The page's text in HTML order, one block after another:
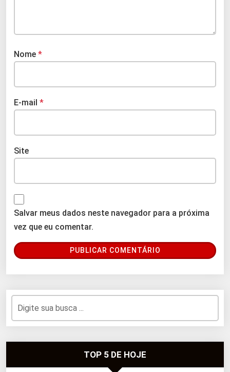
Nome *
E-mail *
Site
Salvar meus dados neste navegador para a próxima
vez que eu comentar.
TOP 5 DE HOJE